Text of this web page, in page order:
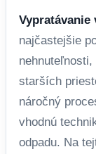
Vypratávanie
najčastejšie
starších
náročný
vhodnú
odpadu. Na